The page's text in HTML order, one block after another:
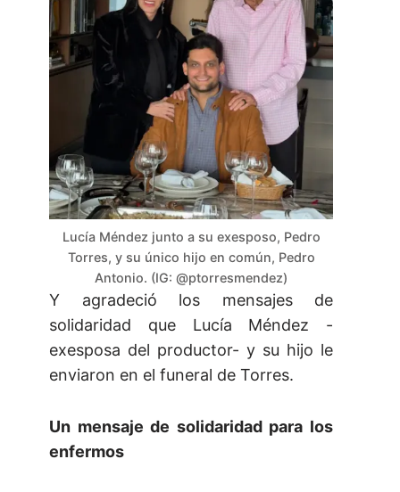
Lucía Méndez junto a su exesposo, Pedro
Torres, y su único hijo en común, Pedro
Antonio. (IG: @ptorresmendez)
Y agradeció los mensajes de
solidaridad que Lucía Méndez -
exesposa del productor- y su hijo le
enviaron en el funeral de Torres.
Un mensaje de solidaridad para los
enfermos